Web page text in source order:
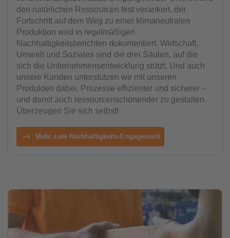
den natürlichen Ressourcen fest verankert, der
Fortschritt auf dem Weg zu einer klimaneutralen
Produktion wird in regelmäßigen
Nachhaltigkeitsberichten dokumentiert. Wirtschaft,
Umwelt und Soziales sind die drei Säulen, auf die
sich die Unternehmensentwicklung stützt. Und auch
unsere Kunden unterstützen wir mit unseren
Produkten dabei, Prozesse effizienter und sicherer –
und damit auch ressourcenschonender zu gestalten.
Überzeugen Sie sich selbst!
Mehr zum Nachhaltigkeits-Engagement